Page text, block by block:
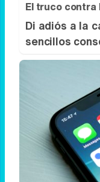
El truco
Di adiós a la
sencillos